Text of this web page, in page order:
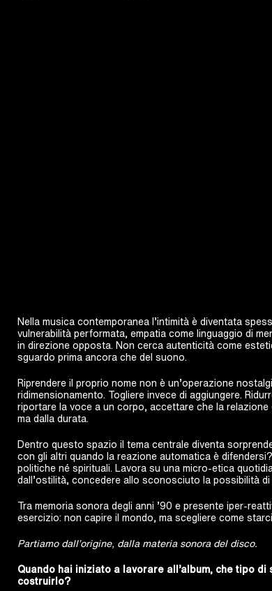
Nella musica contemporanea l’intimità è diventata
vulnerabilità performata, empatia come linguaggio di
in direzione opposta. Non cerca autenticità come
sguardo prima ancora che del suono.
Riprendere il proprio nome non è un’operazione
ridimensionamento. Togliere invece di aggiungere.
riportare la voce a un corpo, accettare che la relazione
ma dalla durata.
Dentro questo spazio il tema centrale diventa
con gli altri quando la reazione automatica è
politiche né spirituali. Lavora su una micro-etica
dall’ostilità, concedere allo sconosciuto la possibilità di
Tra memoria sonora degli anni ’90 e presente iper-
esercizio: non capire il mondo, ma scegliere come
Partiamo dall’origine, dalla materia sonora del disco.
Quando hai iniziato a lavorare all’album, che tipo
costruirlo?